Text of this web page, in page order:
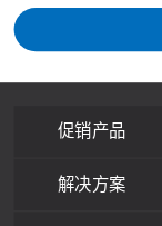
促销产品
解决方案